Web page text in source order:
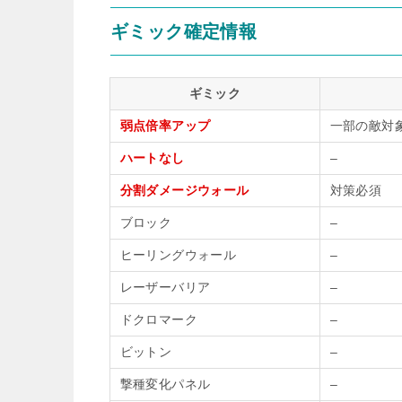
ギミック確定情報
ギミック
弱点倍率アップ 一部の敵対
ハートなし –
分割ダメージウォール 対策必須
ブロック –
ヒーリングウォール –
レーザーバリア –
ドクロマーク –
ビットン –
撃種変化パネル –